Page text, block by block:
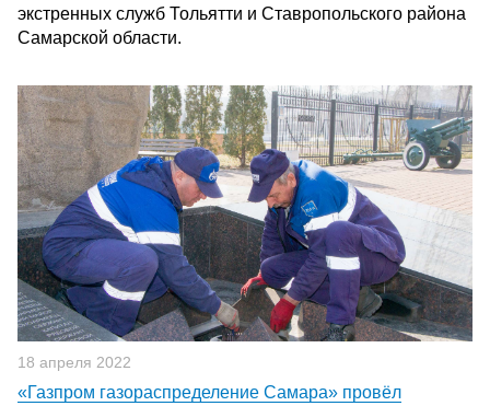
экстренных служб Тольятти и Ставропольского района
Самарской области.
18 апреля 2022
«Газпром газораспределение Самара» провёл